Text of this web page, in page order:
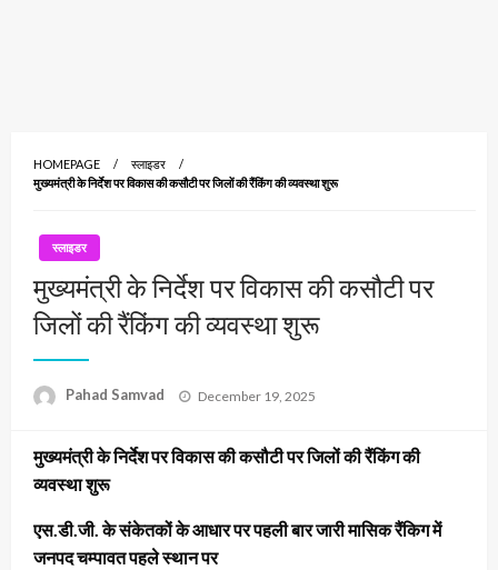
HOMEPAGE
स्लाइडर
मुख्यमंत्री के निर्देश पर विकास की कसौटी पर जिलों की रैंकिंग की व्यवस्था शुरू
स्लाइडर
मुख्यमंत्री के निर्देश पर विकास की कसौटी पर
जिलों की रैंकिंग की व्यवस्था शुरू
Pahad Samvad
Posted
December 19, 2025
मुख्यमंत्री के निर्देश पर विकास की कसौटी पर जिलों की रैंकिंग की
व्यवस्था शुरू
एस.डी.जी. के संकेतकों के आधार पर पहली बार जारी मासिक रैंकिग में
जनपद चम्पावत पहले स्थान पर